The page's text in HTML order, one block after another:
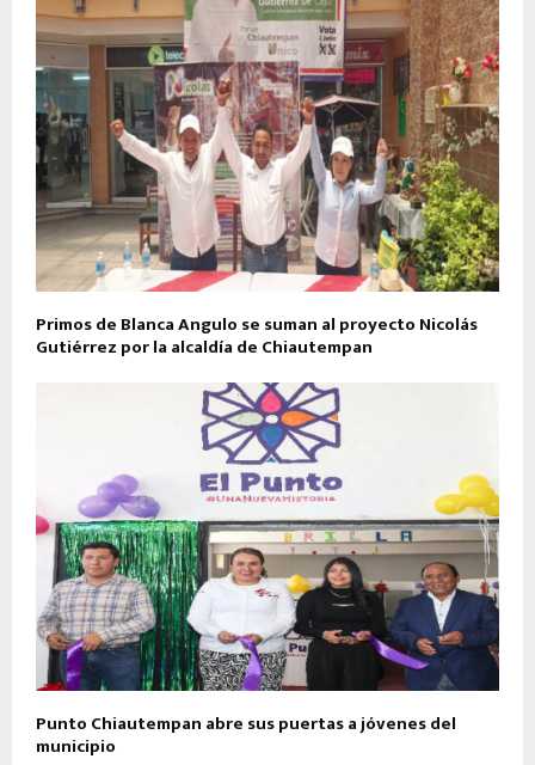
Primos de Blanca Angulo se suman al proyecto Nicolás
Gutiérrez por la alcaldía de Chiautempan
Punto Chiautempan abre sus puertas a jóvenes del
municipio